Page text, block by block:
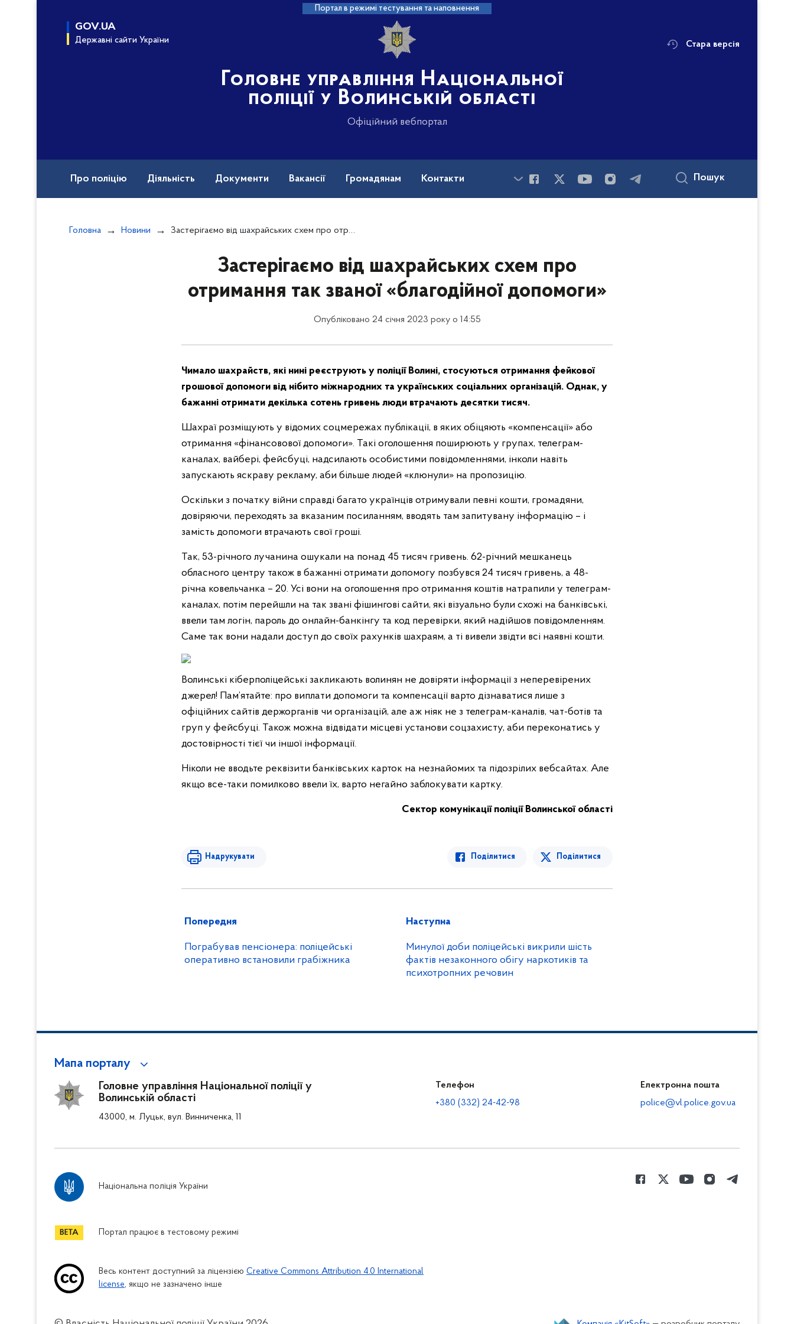
Портал в режимі тестування та наповнення
GOV.UA
Державні сайти України
Головне управління Національної
поліції у Волинській області
Офіційний вебпортал
Стара версія
Про поліцію Діяльність Документи Вакансії Громадянам Контакти Пошук
Головна Новини Застерігаємо від шахрайських схем про отримання так званої «благодійної допомоги»
Застерігаємо від шахрайських схем про
отримання так званої «благодійної допомоги»
Опубліковано 24 січня 2023 року о 14:55
Чимало шахрайств, які нині реєструють у поліції Волині, стосуються отримання фейкової
грошової допомоги від нібито міжнародних та українських соціальних організацій. Однак, у
бажанні отримати декілька сотень гривень люди втрачають десятки тисяч.
Шахраї розміщують у відомих соцмережах публікації, в яких обіцяють «компенсації» або
отримання «фінансовової допомоги». Такі оголошення поширюють у групах, телеграм-
каналах, вайбері, фейсбуці, надсилають особистими повідомленнями, інколи навіть
запускають яскраву рекламу, аби більше людей «клюнули» на пропозицію.
Оскільки з початку війни справді багато українців отримували певні кошти, громадяни,
довіряючи, переходять за вказаним посиланням, вводять там запитувану інформацію – і
замість допомоги втрачають свої гроші.
Так, 53-річного лучанина ошукали на понад 45 тисяч гривень. 62-річний мешканець
обласного центру також в бажанні отримати допомогу позбувся 24 тисяч гривень, а 48-
річна ковельчанка – 20. Усі вони на оголошення про отримання коштів натрапили у телеграм-
каналах, потім перейшли на так звані фішингові сайти, які візуально були схожі на банківські,
ввели там логін, пароль до онлайн-банкінгу та код перевірки, який надійшов повідомленням.
Саме так вони надали доступ до своїх рахунків шахраям, а ті вивели звідти всі наявні кошти.
Волинські кіберполіцейські закликають волинян не довіряти інформації з неперевірених
джерел! Пам’ятайте: про виплати допомоги та компенсації варто дізнаватися лише з
офіційних сайтів держорганів чи організацій, але аж ніяк не з телеграм-каналів, чат-ботів та
груп у фейсбуці. Також можна відвідати місцеві установи соцзахисту, аби переконатись у
достовірності тієї чи іншої інформації.
Ніколи не вводьте реквізити банківських карток на незнайомих та підозрілих вебсайтах. Але
якщо все-таки помилково ввели їх, варто негайно заблокувати картку.
Сектор комунікації поліції Волинської області
Надрукувати Поділитися Поділитися
Попередня
Пограбував пенсіонера: поліцейські
оперативно встановили грабіжника
Наступна
Минулої доби поліцейські викрили шість
фактів незаконного обігу наркотиків та
психотропних речовин
Мапа порталу
Головне управління Національної поліції у
Волинській області
43000, м. Луцьк, вул. Винниченка, 11
Телефон
+380 (332) 24-42-98
Електронна пошта
police@vl.police.gov.ua
Національна поліція України
Портал працює в тестовому режимі
Весь контент доступний за ліцензією Creative Commons Attribution 4.0 International
license, якщо не зазначено інше